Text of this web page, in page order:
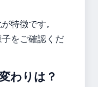
特徴です。
子をご確認くだ
わりは？